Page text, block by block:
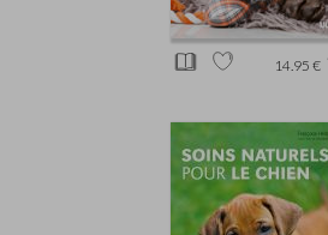
14.95 €